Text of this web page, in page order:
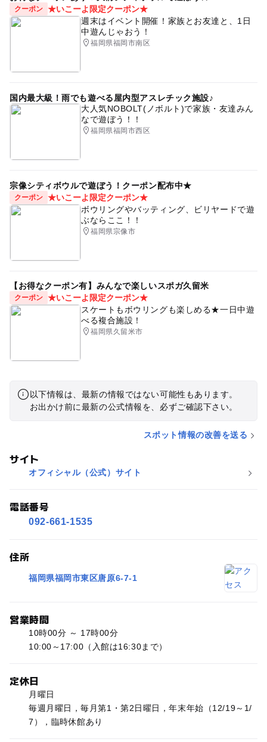
クーポン ★いこーよ限定クーポン★
週末はイベント開催！家族とお友達と、1日
中遊んじゃおう！
福岡県福岡市南区
国内最大級！雨でも遊べる屋内型アスレチック施設♪
大人気NOBOLT(ノボルト)で家族・友達みん
なで遊ぼう！！
福岡県福岡市西区
宗像シティボウルで遊ぼう！クーポン配布中★
クーポン ★いこーよ限定クーポン★
ボウリングやバッティング、ビリヤードで遊
ぶならここ！！
福岡県宗像市
【お得なクーポン有】みんなで楽しいスポガ久留米
クーポン ★いこーよ限定クーポン★
スケートもボウリングも楽しめる★一日中遊
べる複合施設！
福岡県久留米市
以下情報は、最新の情報ではない可能性もあります。
お出かけ前に最新の公式情報を、必ずご確認下さい。
スポット情報の改善を送る
サイト
オフィシャル（公式）サイト
電話番号
092-661-1535
住所
福岡県福岡市東区唐原6-7-1
営業時間
10時00分 ～ 17時00分
10:00～17:00（入館は16:30まで）
定休日
月曜日
毎週月曜日，毎月第1・第2日曜日，年末年始（12/19～1/
7），臨時休館あり